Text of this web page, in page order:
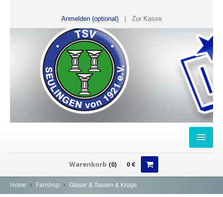
Anmelden (optional) Zur Kasse
FANSHOP
Warenkorb (0) 0€
Home Fanshop Gläser & Tassen & Krüge